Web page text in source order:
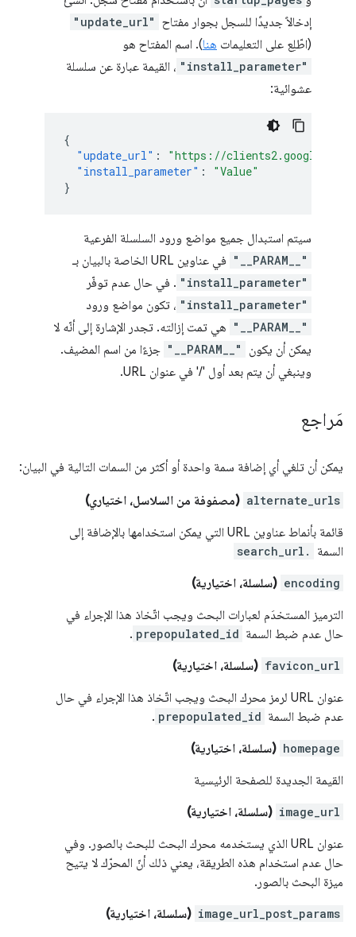
إدخالاً جديدًا للسجل بجوار مفتاح "update_url"
(اطّلِع على التعليمات هنا). اسم المفتاح هو
"install_parameter" ، القيمة عبارة عن سلسلة
عشوائية:
{
"update_url" :
"https://
"install_parameter" :
"Value"
}
سيتم استبدال جميع مواضع ورود السلسلة الفرعية
"__PARAM__" في عناوين URL الخاصة بالبيان بـ
"install_parameter" . في حال عدم توفّر
"install_parameter" ، تكون مواضع ورود
"__PARAM__" هي تمت إزالته. تجدر الإشارة إلى أنّه لا
يمكن أن يكون
"__PARAM__" جزءًا من اسم المضيف.
وينبغي أن يتم بعد أول '/' في عنوان URL.
مَراجع
يمكن أن تلغي أي إضافة سمة واحدة أو أكثر من السمات التالية في البيان:
alternate_urls (مصفوفة من السلاسل، اختياري)
قائمة بأنماط عناوين URL التي يمكن استخدامها بالإضافة إلى
السمة
search_url.
encoding (سلسلة، اختيارية)
الترميز المستخدَم لعبارات البحث ويجب اتّخاذ هذا الإجراء في
حال عدم ضبط السمة prepopulated_id
.
favicon_url (سلسلة، اختيارية)
عنوان URL لرمز محرك البحث ويجب اتّخاذ هذا الإجراء في حال
عدم ضبط السمة prepopulated_id
.
homepage (سلسلة، اختيارية)
القيمة الجديدة للصفحة الرئيسية
image_url (سلسلة، اختيارية)
عنوان URL الذي يستخدمه محرك البحث للبحث بالصور. وفي
حال عدم استخدام هذه الطريقة، يعني ذلك أنّ المحرّك لا يتيح
ميزة البحث بالصور.
image_url_post_params (سلسلة، اختيارية)